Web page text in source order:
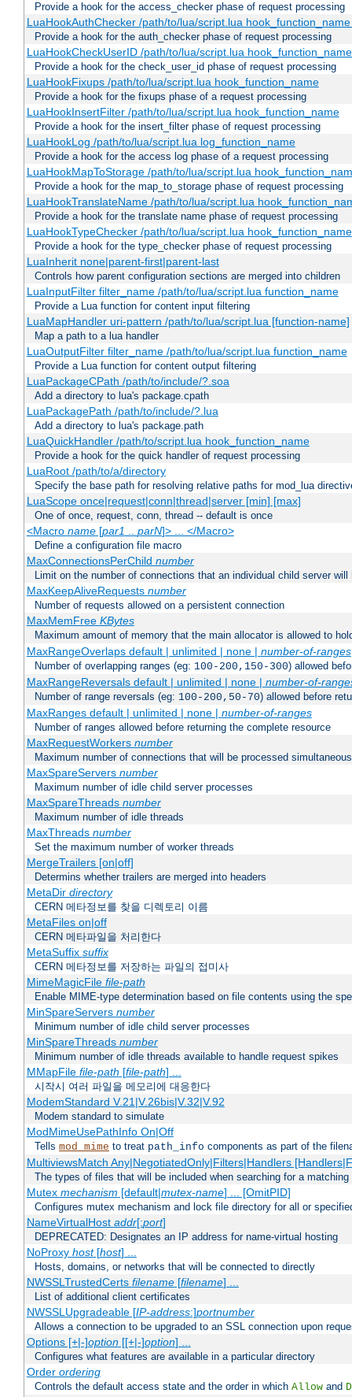
Provide a hook for the access_checker phase of request processing
LuaHookAuthChecker /path/to/lua/script.lua
Provide a hook for the auth_checker phase of request processing
LuaHookCheckUserID /path/to/lua/script.lua
Provide a hook for the check_user_id phase of request processing
LuaHookFixups /path/to/lua/script.lua hook_function_name
Provide a hook for the fixups phase of a request processing
LuaHookInsertFilter /path/to/lua/script.lua hook_function_name
Provide a hook for the insert_filter phase of request processing
LuaHookLog /path/to/lua/script.lua log_function_name
Provide a hook for the access log phase of a request processing
LuaHookMapToStorage /path/to/lua/script.lua
Provide a hook for the map_to_storage phase of request processing
LuaHookTranslateName /path/to/lua/script.lua
Provide a hook for the translate name phase of request processing
LuaHookTypeChecker /path/to/lua/script.lua hook_function_name
Provide a hook for the type_checker phase of request processing
LuaInherit none|parent-first|parent-last
Controls how parent configuration sections are merged into children
LuaInputFilter filter_name /path/to/lua/script.lua function_name
Provide a Lua function for content input filtering
LuaMapHandler uri-pattern /path/to/lua/script.lua [function-name]
Map a path to a lua handler
LuaOutputFilter filter_name /path/to/lua/script.lua function_name
Provide a Lua function for content output filtering
LuaPackageCPath /path/to/include/?.soa
Add a directory to lua's package.cpath
LuaPackagePath /path/to/include/?.lua
Add a directory to lua's package.path
LuaQuickHandler /path/to/script.lua hook_function_name
Provide a hook for the quick handler of request processing
LuaRoot /path/to/a/directory
Specify the base path for resolving relative paths for mod_lua
LuaScope once|request|conn|thread|server [min] [max]
One of once, request, conn, thread -- default is once
<Macro name[par1 .. parN]> ... </Macro>
Define a configuration file macro
MaxConnectionsPerChild number
Limit on the number of connections that an individual child server
MaxKeepAliveRequests number
Number of requests allowed on a persistent connection
MaxMemFree KBytes
Maximum amount of memory that the main allocator is allowed to
MaxRangeOverlaps default | unlimited | none | number-of-ranges
Number of overlapping ranges (eg: 100-200,150-300) allowed
MaxRangeReversals default | unlimited | none | number-of-
Number of range reversals (eg: 100-200,50-70) allowed before
MaxRanges default | unlimited | none | number-of-ranges
Number of ranges allowed before returning the complete resource
MaxRequestWorkers number
Maximum number of connections that will be processed
MaxSpareServers number
Maximum number of idle child server processes
MaxSpareThreads number
Maximum number of idle threads
MaxThreads number
Set the maximum number of worker threads
MergeTrailers [on|off]
Determins whether trailers are merged into headers
MetaDir directory
CERN 메타정보를 찾을 디렉토리 이름
MetaFiles on|off
CERN 메타파일을 처리한다
MetaSuffix suffix
CERN 메타정보를 저장하는 파일의 접미사
MimeMagicFile file-path
Enable MIME-type determination based on file contents using the
MinSpareServers number
Minimum number of idle child server processes
MinSpareThreads number
Minimum number of idle threads available to handle request spikes
MMapFile file-path [file-path] ...
시작시 여러 파일을 메모리에 대응한다
ModemStandard V.21|V.26bis|V.32|V.92
Modem standard to simulate
ModMimeUsePathInfo On|Off
Tells mod_mime to treat path_info components as part of the
MultiviewsMatch Any|NegotiatedOnly|Filters|Handlers
The types of files that will be included when searching for a
Mutex mechanism [default|mutex-name] ... [OmitPID]
Configures mutex mechanism and lock file directory for all or
NameVirtualHost addr[:port]
DEPRECATED: Designates an IP address for name-virtual hosting
NoProxy host[host] ...
Hosts, domains, or networks that will be connected to directly
NWSSLTrustedCerts filename[filename] ...
List of additional client certificates
NWSSLUpgradeable [IP-address:]portnumber
Allows a connection to be upgraded to an SSL connection upon
Options [+|-]option[[+|-]option] ...
Configures what features are available in a particular directory
Order ordering
Controls the default access state and the order in which Allow and